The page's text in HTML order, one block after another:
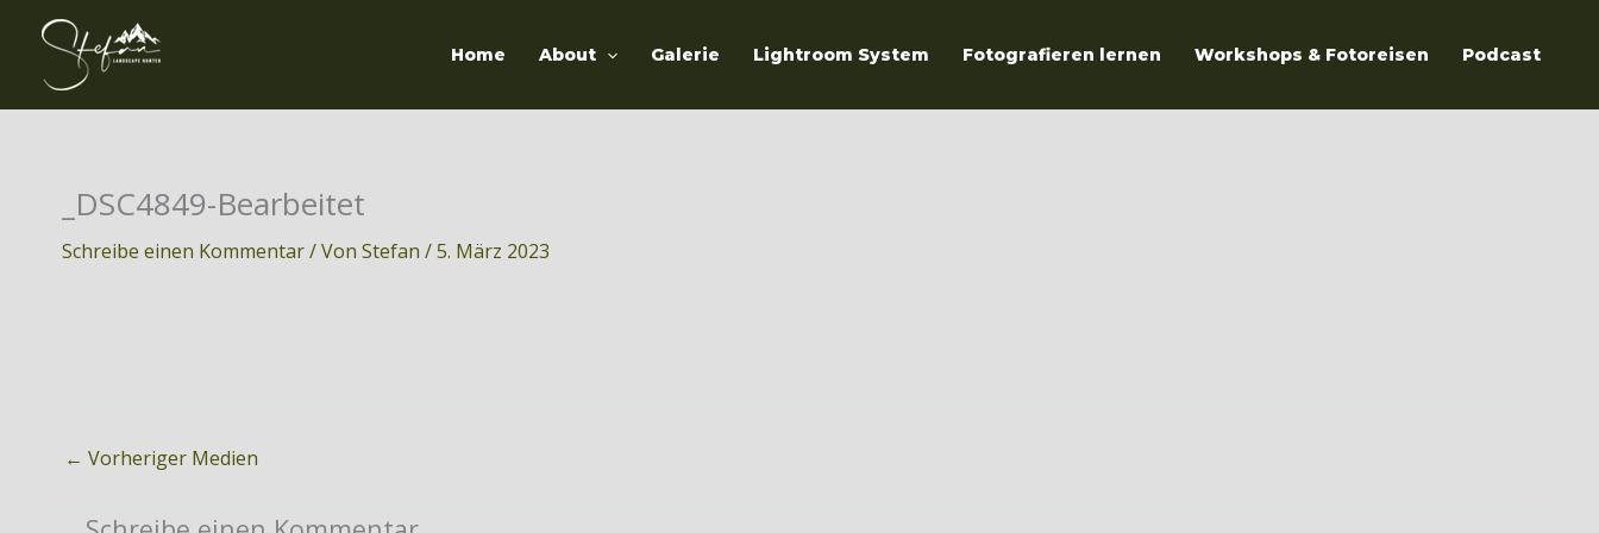
Inhalt
springen
Home About Galerie Lightroom System Fotografieren lernen Workshops & Fotoreisen Podcast
_DSC4849-Bearbeitet
Schreibe einen Kommentar/ Von Stefan /5. März 2023
← Vorheriger Medien